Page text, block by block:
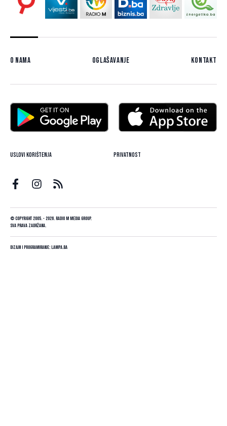
O nama Oglašavanje Kontakt
Uslovi korištenja Privatnost
© Copyright 2005. - 2026. Radio M Media Group.
Sva prava zadržana.
Dizajn i programiranje:Lampa.ba